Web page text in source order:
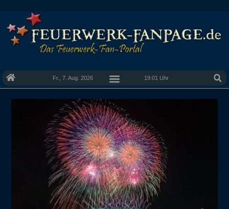
Fr., 7. Aug. 2026 19:01 Uhr